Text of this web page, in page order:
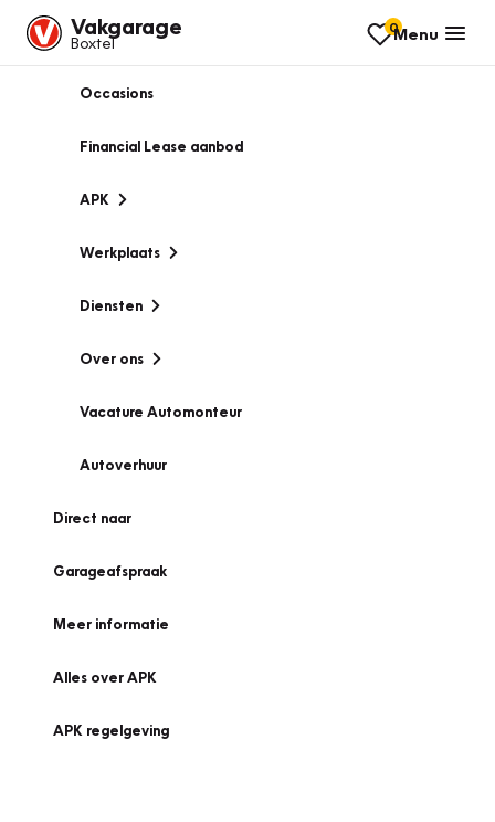
Vakgarage
Boxtel
0Menu
Occasions
Financial Lease aanbod
APK
Werkplaats
Diensten
Over ons
Vacature Automonteur
Autoverhuur
Direct naar
Garageafspraak
Meer informatie
Alles over APK
APK regelgeving